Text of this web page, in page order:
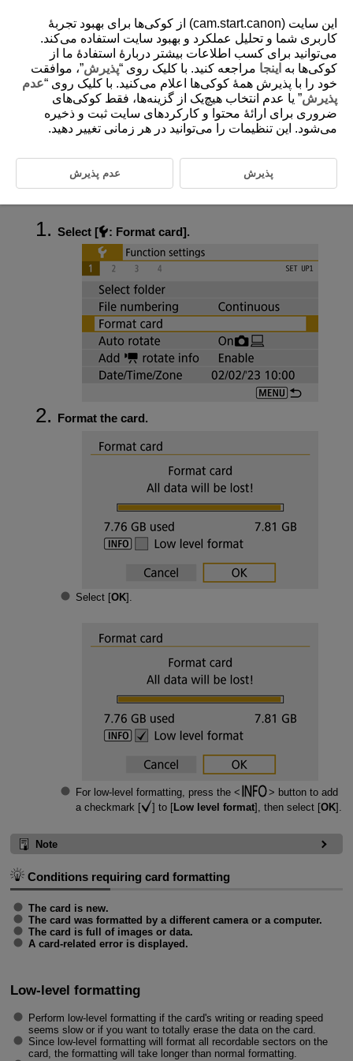
D100-172
Card Formatting
If the card is new or was previously formatted (initialized) by another
Caution
Select [ : Format card].
Format the card.
Select [OK].
For low-level formatting, press the
button to add
a checkmark [
] to [Low level format], then select [OK].
Note
Conditions requiring card formatting
The card is new.
The card was formatted by a different camera or a computer.
The card is full of images or data.
A card-related error is displayed.
Low-level formatting
Perform low-level formatting if the card's writing or reading speed
seems slow or if you want to totally erase the data on the card.
Since low-level formatting will format all recordable sectors on the
card, the formatting will take longer than normal formatting.
این سایت (cam.start.canon) از کوکی‌ها برای بهبود تجربۀ
کاربری شما و تحلیل عملکرد و بهبود سایت استفاده می‌کند.
می‌توانید برای کسب اطلاعات بیشتر دربارۀ استفادۀ ما از
کوکی‌ها به اینجا مراجعه کنید. با کلیک روی “پذیرش”، موافقت
خود را با پذیرش همۀ کوکی‌ها اعلام می‌کنید. با کلیک روی “عدم
پذیرش” یا عدم انتخاب هیچ‌یک از گزینه‌ها، فقط کوکی‌های
ضروری برای ارائۀ محتوا و کارکردهای سایت ثبت و ذخیره
می‌شود. این تنظیمات را می‌توانید در هر زمانی تغییر دهید.
پذیرش عدم پذیرش